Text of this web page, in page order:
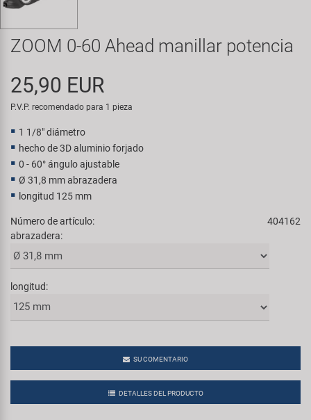
Transporte y Aparcamiento
Super B
Trail-Gator
Velo
ZOOM 0-60 Ahead manillar potencia
25,90 EUR
P.V.P. recomendado para 1 pieza
1 1/8" diámetro
hecho de 3D aluminio forjado
0 - 60° ángulo ajustable
Ø 31,8 mm abrazadera
longitud 125 mm
Número de artículo:
404162
abrazadera:
longitud:
SU COMENTARIO
DETALLES DEL PRODUCTO